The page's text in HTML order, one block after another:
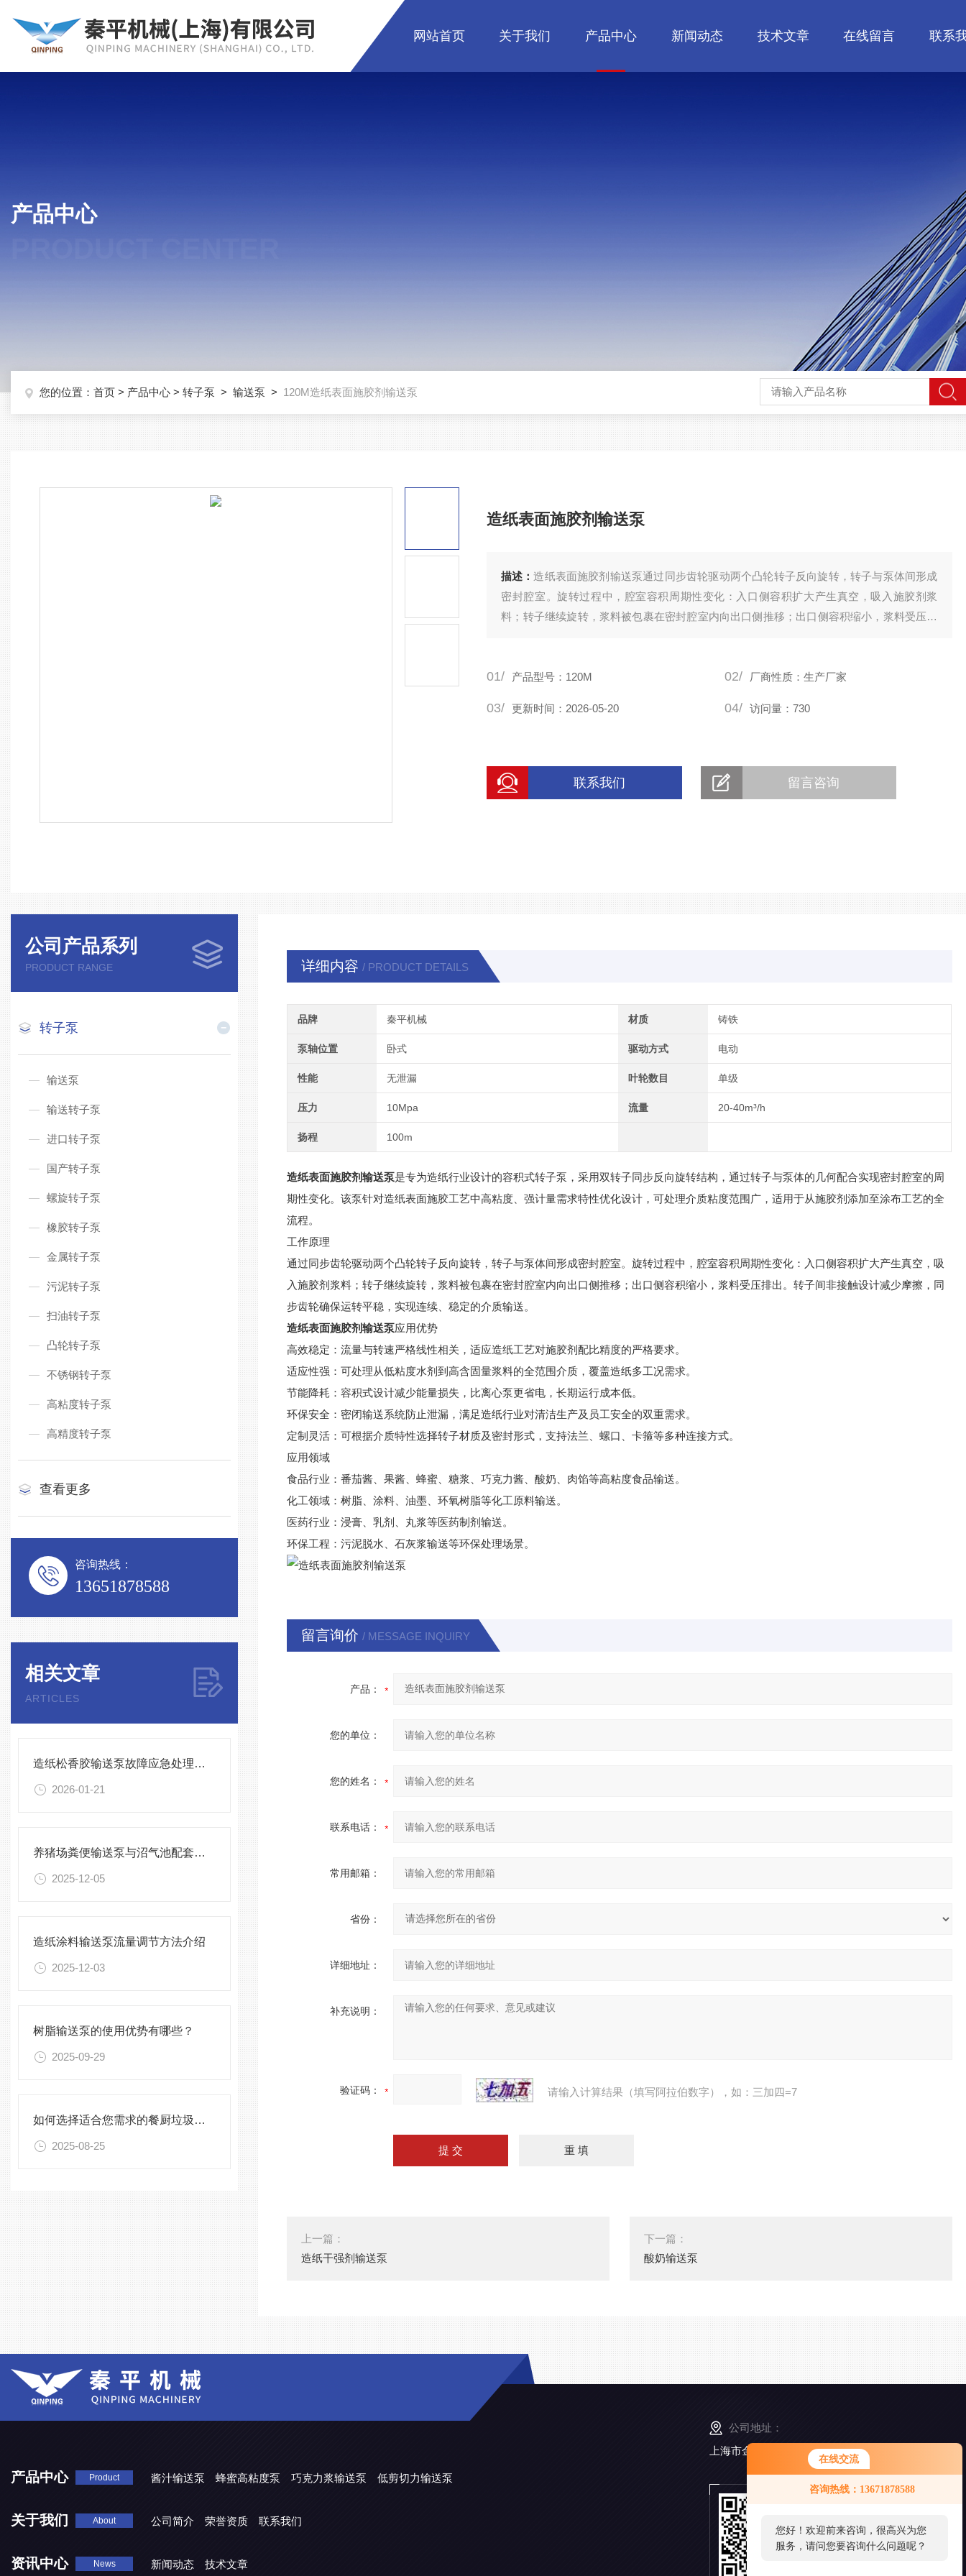
在线交流
咨询热线：13671878588
您好！欢迎前来咨询，很高兴为您
服务，请问您要咨询什么问题呢？
网站首页 关于我们 产品中心 新闻动态 技术文章 在线留言 联系
产品中心
您的位置： 首页 > 产品中心 > 转子泵 > 输送泵 > 120M造纸表面施胶剂输送泵
造纸表面施胶剂输送泵
描述：造纸表面施胶剂输送泵通过同步齿轮驱动两个凸轮转子反向旋转，转子与泵体间形成
密封腔室。旋转过程中，腔室容积周期性变化：入口侧容积扩大产生真空，吸入施胶剂浆
料；转子继续旋转，浆料被包裹在密封腔室内向出口侧推移；出口侧容积缩小，浆料受压排
01/ 产品型号：120M 02/ 厂商性质：生产厂家
03/ 更新时间：2026-05-20 04/ 访问量：730
联系我们 留言咨询
公司产品系列
PRODUCT RANGE
转子泵
输送泵
输送转子泵
进口转子泵
国产转子泵
螺旋转子泵
橡胶转子泵
金属转子泵
污泥转子泵
扫油转子泵
凸轮转子泵
不锈钢转子泵
高粘度转子泵
高精度转子泵
查看更多
咨询热线：
13651878588
相关文章
ARTICLES
造纸松香胶输送泵故障应急处理指南
2026-01-21
养猪场粪便输送泵与沼气池配套使用方法
2025-12-05
造纸涂料输送泵流量调节方法介绍
2025-12-03
树脂输送泵的使用优势有哪些？
2025-09-29
如何选择适合您需求的餐厨垃圾输送泵
2025-08-25
详细内容 / PRODUCT DETAILS
品牌 秦平机械 材质 铸铁
泵轴位置 卧式 驱动方式 电动
性能 无泄漏 叶轮数目 单级
压力 10Mpa 流量 20-40m³/h
扬程 100m
造纸表面施胶剂输送泵是专为造纸行业设计的容积式转子泵，采用双转子同步反向旋转结构，通过转子与泵体的几何配合实现密封腔室的周
期性变化。该泵针对造纸表面施胶工艺中高粘度、强计量需求特性优化设计，可处理介质粘度范围广，适用于从施胶剂添加至涂布工艺的全
流程。
工作原理
通过同步齿轮驱动两个凸轮转子反向旋转，转子与泵体间形成密封腔室。旋转过程中，腔室容积周期性变化：入口侧容积扩大产生真空，吸
入施胶剂浆料；转子继续旋转，浆料被包裹在密封腔室内向出口侧推移；出口侧容积缩小，浆料受压排出。转子间非接触设计减少摩擦，同
步齿轮确保运转平稳，实现连续、稳定的介质输送。
造纸表面施胶剂输送泵应用优势
高效稳定：流量与转速严格线性相关，适应造纸工艺对施胶剂配比精度的严格要求。
适应性强：可处理从低粘度水剂到高含固量浆料的全范围介质，覆盖造纸多工况需求。
节能降耗：容积式设计减少能量损失，比离心泵更省电，长期运行成本低。
环保安全：密闭输送系统防止泄漏，满足造纸行业对清洁生产及员工安全的双重需求。
定制灵活：可根据介质特性选择转子材质及密封形式，支持法兰、螺口、卡箍等多种连接方式。
应用领域
食品行业：番茄酱、果酱、蜂蜜、糖浆、巧克力酱、酸奶、肉馅等高粘度食品输送。
化工领域：树脂、涂料、油墨、环氧树脂等化工原料输送。
医药行业：浸膏、乳剂、丸浆等医药制剂输送。
环保工程：污泥脱水、石灰浆输送等环保处理场景。
留言询价 / MESSAGE INQUIRY
产品：
您的单位：
您的姓名：
联系电话：
常用邮箱：
省份：
详细地址：
补充说明：
验证码： 请输入计算结果（填写阿拉伯数字），如：三加四=7
上一篇：
造纸干强剂输送泵
下一篇：
酸奶输送泵
产品中心 Product 酱汁输送泵 蜂蜜高粘度泵 巧克力浆输送泵 低剪切力输送泵
关于我们 About 公司简介 荣誉资质 联系我们
资讯中心 News 新闻动态 技术文章
公司地址：
上海市金山工业区亭卫公路6495弄168号5幢3楼
扫
扫
添
加